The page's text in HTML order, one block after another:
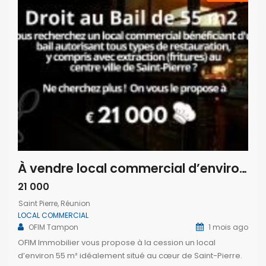
À vendre local commercial d’environ 55 m2 situé au centre-ville de Saint Pierre Réunion
21 000
Saint Pierre, Réunion
LOCAL COMMERCIAL
OFIM Tampon
1 mois ago
OFIM Immobilier vous propose à la cession un local
d’environ 55 m² idéalement situé au cœur de Saint-Pierre.